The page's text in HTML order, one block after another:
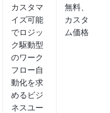
カスタマ
イズ可能
でロジッ
ク駆動型
のワーク
フロー自
動化を求
めるビジ
ネスユー
無料、
カスタ
ム価格